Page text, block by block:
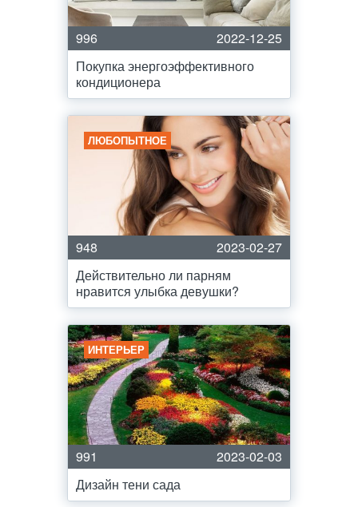
996
2022-12-25
Покупка энергоэффективного
кондиционера
ЛЮБОПЫТНОЕ
948
2023-02-27
Действительно ли парням
нравится улыбка девушки?
ИНТЕРЬЕР
991
2023-02-03
Дизайн тени сада